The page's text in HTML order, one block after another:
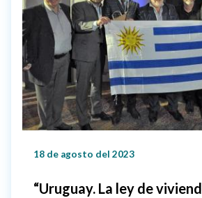
18 de agosto del 2023
“Uruguay. La ley de